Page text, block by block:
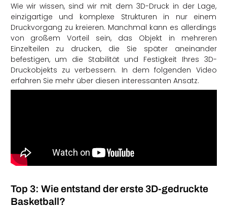
Wie wir wissen, sind wir mit dem 3D-Druck in der Lage,
einzigartige und komplexe Strukturen in nur einem
Druckvorgang zu kreieren. Manchmal kann es allerdings
von großem Vorteil sein, das Objekt in mehreren
Einzelteilen zu drucken, die Sie später aneinander
befestigen, um die Stabilität und Festigkeit Ihres 3D-
Druckobjekts zu verbessern. In dem folgenden Video
erfahren Sie mehr über diesen interessanten Ansatz.
Top 3: Wie entstand der erste 3D-gedruckte
Basketball?